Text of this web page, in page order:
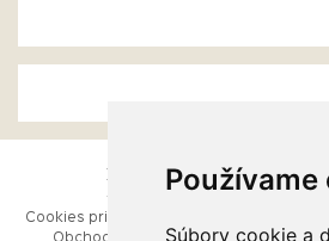
Používame
Súbory cookie a
ESHOP
Cookies pri prezeraní stránok
Obchodné podmienky